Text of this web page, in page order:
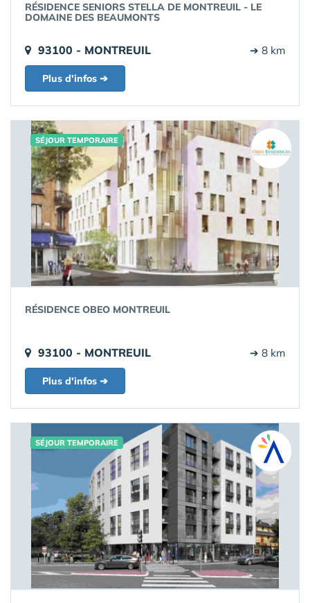
RÉSIDENCE SENIORS STELLA DE MONTREUIL - LE
DOMAINE DES BEAUMONTS
93100 - MONTREUIL ➔ 8 km
Plus d'infos ➔
SÉJOUR TEMPORAIRE
RÉSIDENCE OBEO MONTREUIL
93100 - MONTREUIL ➔ 8 km
Plus d'infos ➔
SÉJOUR TEMPORAIRE